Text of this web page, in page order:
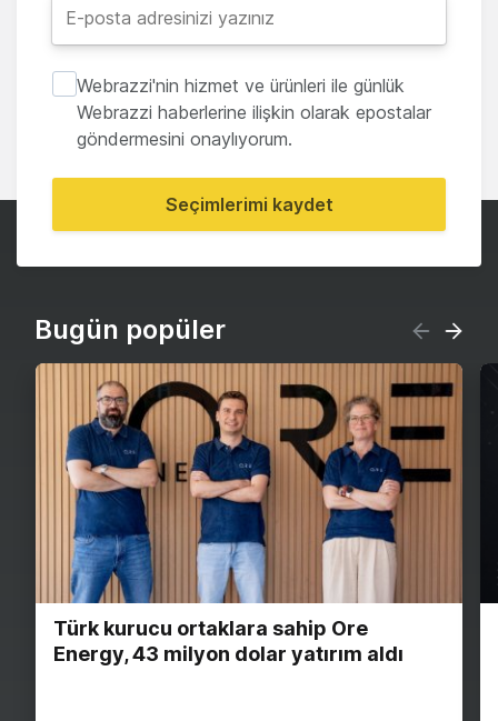
Webrazzi'nin hizmet ve ürünleri ile günlük
Webrazzi haberlerine ilişkin olarak epostalar
göndermesini onaylıyorum.
Seçimlerimi kaydet
Bugün popüler
Türk kurucu ortaklara sahip Ore
Energy, 43 milyon dolar yatırım aldı